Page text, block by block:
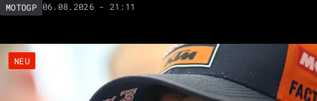
MOTOGP 06.08.2026 - 21:11
NEU